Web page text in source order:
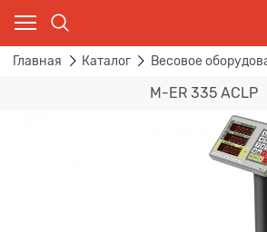
Главная Каталог Весовое
M-ER 335 ACLP